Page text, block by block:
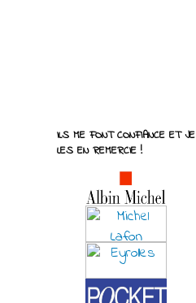
ILS ME FONT CONFIANCE ET JE
LES EN REMERCIE !